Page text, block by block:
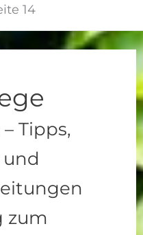
14
Tipps,
und
zum